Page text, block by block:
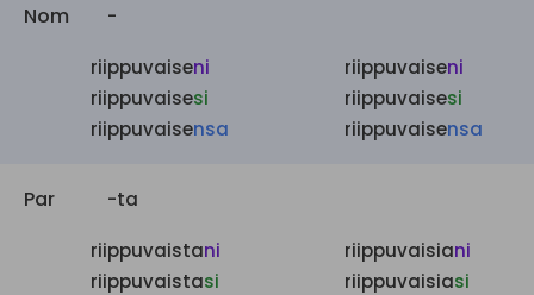
Nom -
riippuvaiseni
riippuvaisesi
riippuvaisensa
riippuvaiseni
riippuvaisesi
riippuvaisensa
Par -ta
riippuvaistani
riippuvaistasi
riippuvaisiani
riippuvaisiasi